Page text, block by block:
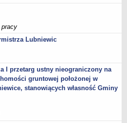
w Lubniewicach
LUDNOŚCI I MIESZKAŃ 2021
2024-2027
2024
Wybory'
pracy
Lubniewic
I przetarg ustny nieograniczony na
gruntowej położonej w
stanowiących własność Gminy